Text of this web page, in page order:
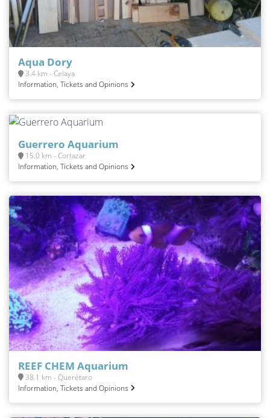
Aqua Dory
3.4 km - Celaya
Information, Tickets and Opinions
Guerrero Aquarium
15.0 km - Cortazar
Information, Tickets and Opinions
REEF CHEM Aquarium
38.1 km - Querétaro
Information, Tickets and Opinions